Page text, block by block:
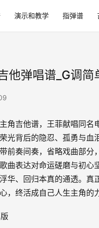
演示和教学 指弹谱
他弹唱谱_G调简
主角吉他谱，王菲献唱同名
荣光背后的隐忍、孤勇与血
带前奏间奏，省略戏曲部分
歌曲表达对命运磋磨与初心
浮华、回归本真的通透。真
心，终活成自己人生主角的